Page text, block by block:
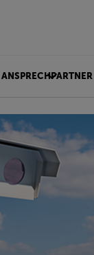
ANSPRECHPARTNER